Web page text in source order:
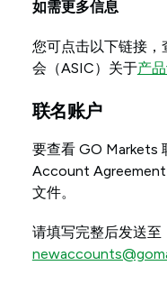
如需更多信息
您可点击以下链接，
会（ASIC）关于产
联名账户
要查看 GO Markets
Account
文件。
请填写完整后发送至